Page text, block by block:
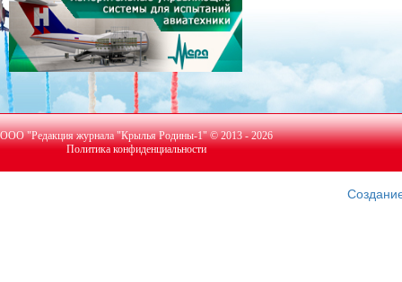
ООО "Редакция журнала "Крылья Родины-1" © 2013 - 2026
Политика конфиденциальности